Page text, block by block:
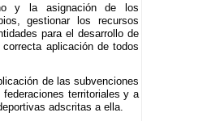
y la asignación de los
gestionar los recursos
para el desarrollo de
aplicación de todos
de las subvenciones
territoriales y a
adscritas a ella.